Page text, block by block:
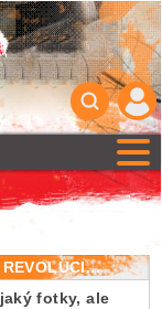
fotky, ale